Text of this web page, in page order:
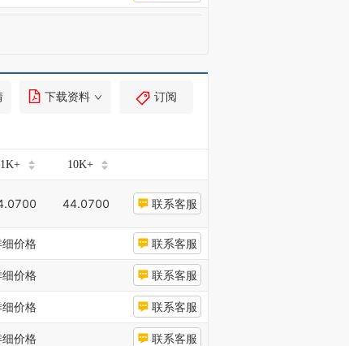
下载资料 订阅
1K+ 10K+
44.0700 联系客服
价格 联系客服
价格 联系客服
价格 联系客服
价格 联系客服